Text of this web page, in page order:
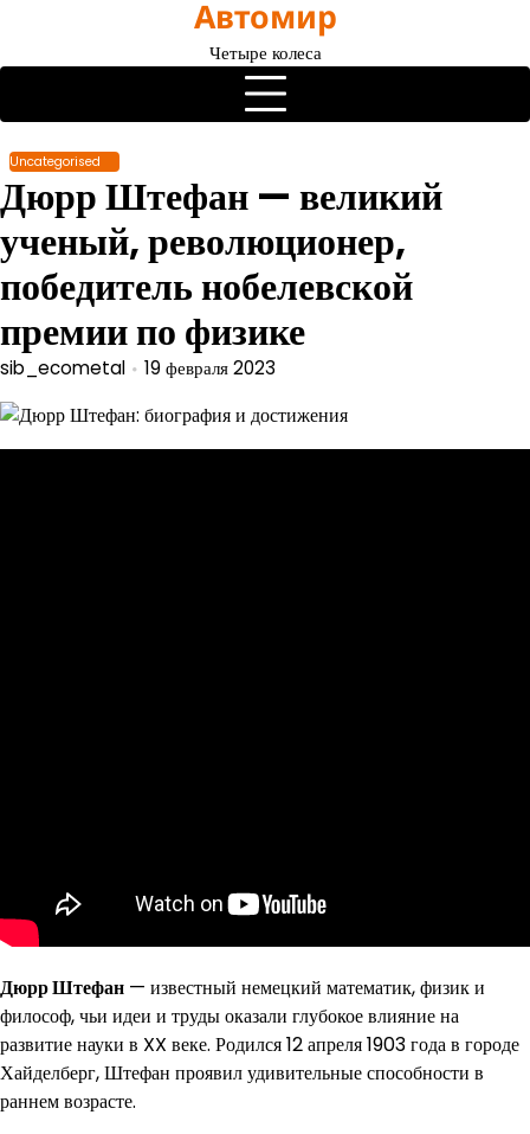
содержимому
Автомир
Четыре колеса
Uncategorised
Дюрр Штефан — великий
ученый, революционер,
победитель нобелевской
премии по физике
sib_ecometal 19 февраля 2023
Дюрр Штефан — известный немецкий математик, физик и
философ, чьи идеи и труды оказали глубокое влияние на
развитие науки в XX веке. Родился 12 апреля 1903 года в городе
Хайделберг, Штефан проявил удивительные способности в
раннем возрасте.